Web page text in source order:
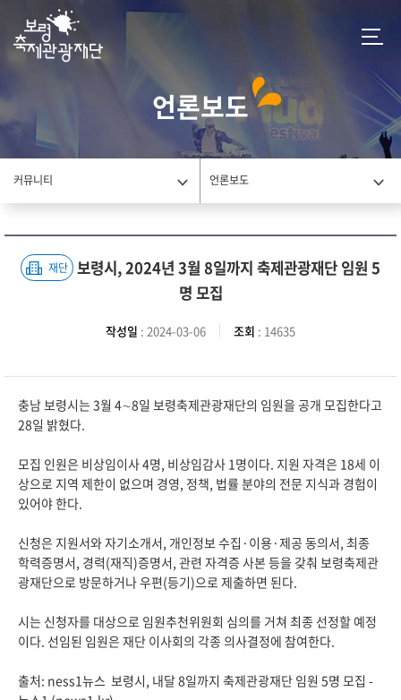
언론보도
커뮤니티 언론보도
재단 보령시, 2024년 3월 8일까지 축제관광재단 임원 5
명 모집
작성일 : 2024-03-06 조회 : 14635
충남 보령시는 3월 4∼8일 보령축제관광재단의 임원을 공개 모집한다고
28일 밝혔다.
모집 인원은 비상임이사 4명, 비상임감사 1명이다. 지원 자격은 18세 이
상으로 지역 제한이 없으며 경영, 정책, 법률 분야의 전문 지식과 경험이
있어야 한다.
신청은 지원서와 자기소개서, 개인정보 수집·이용·제공 동의서, 최종
학력증명서, 경력(재직)증명서, 관련 자격증 사본 등을 갖춰 보령축제관
광재단으로 방문하거나 우편(등기)으로 제출하면 된다.
시는 신청자를 대상으로 임원추천위원회 심의를 거쳐 최종 선정할 예정
이다. 선임된 임원은 재단 이사회의 각종 의사결정에 참여한다.
출처: ness1뉴스 보령시, 내달 8일까지 축제관광재단 임원 5명 모집 -